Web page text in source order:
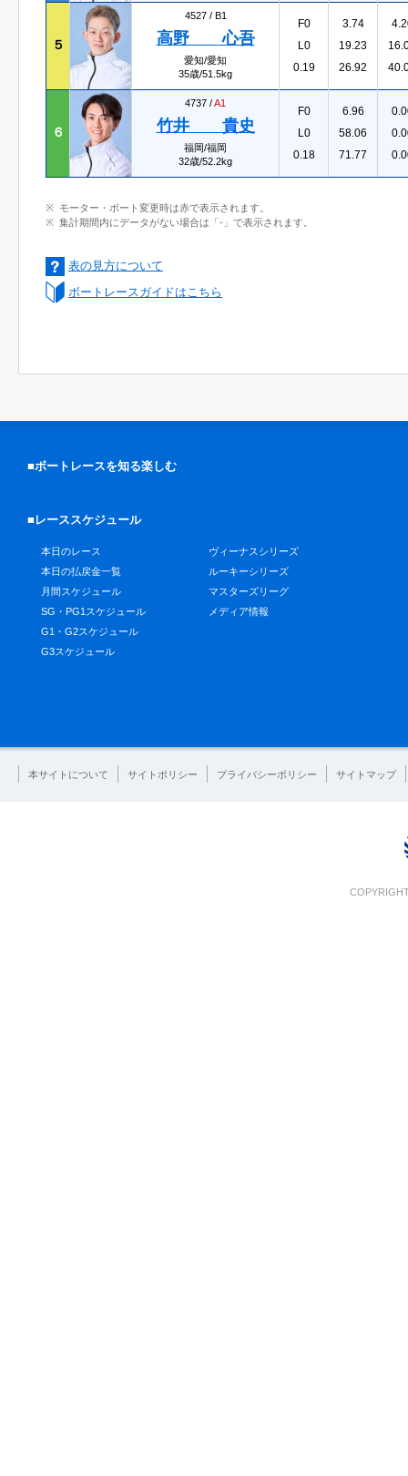
５
4527 / B1
高野 心吾
愛知/愛知
35歳/51.5kg
F0
L0
0.19
3.74
19.23
26.92
６
4737 /A1
竹井 貴史
福岡/福岡
32歳/52.2kg
F0
L0
0.18
6.96
58.06
71.77
モーター・ボート変更時は赤で表示されます。
集計期間内にデータがない場合は「-」で表示されます。
表の見方について
ボートレースガイドはこちら
■ボートレースを知る楽しむ
■レーススケジュール
本日のレース
本日の払戻金一覧
月間スケジュール
SG・PG1スケジュール
G1・G2スケジュール
G3スケジュール
ヴィーナスシリーズ
ルーキーシリーズ
マスターズリーグ
メディア情報
本サイトについて サイトポリシー プライバシーポリシー サイトマップ